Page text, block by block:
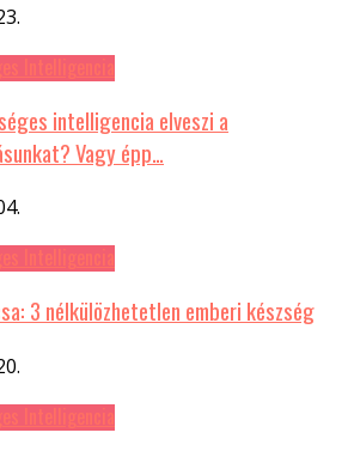
intelligencia elveszi a
Vagy épp…
3 nélkülözhetetlen emberi készség